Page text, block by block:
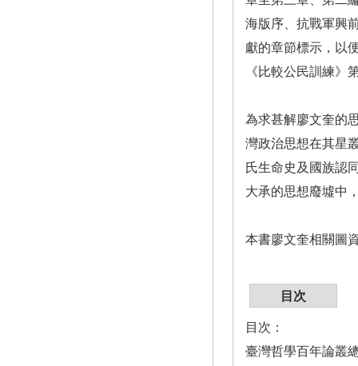
海版序、抗戰軍興
獻的章節標示，以
《比較公民訓練》
為求甚解廖文奎的
灣政治思想在其星
氏生命史及國族認
大承的思想廢墟中
本書廖文奎相關圖
目次
目次：
臺灣哲學百年論叢